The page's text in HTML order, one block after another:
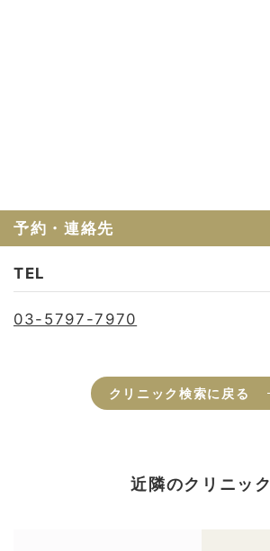
予約・連絡先
TEL
03-5797-7970
クリニック検索に戻る
近隣のクリニック